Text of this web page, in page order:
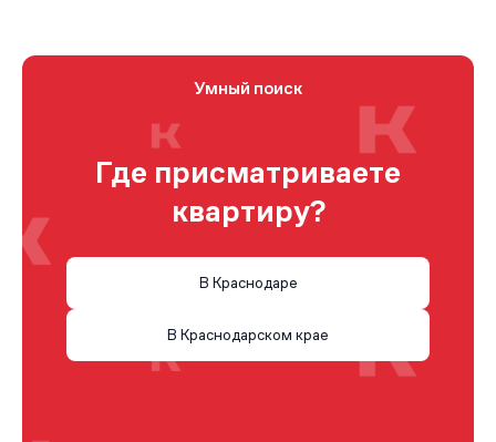
Умный поиск
Где присматриваете
квартиру?
В Краснодаре
В Краснодарском крае